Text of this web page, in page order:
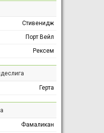
Стивенидж
Порт Вейл
Рексем
Герта
Фамаликан